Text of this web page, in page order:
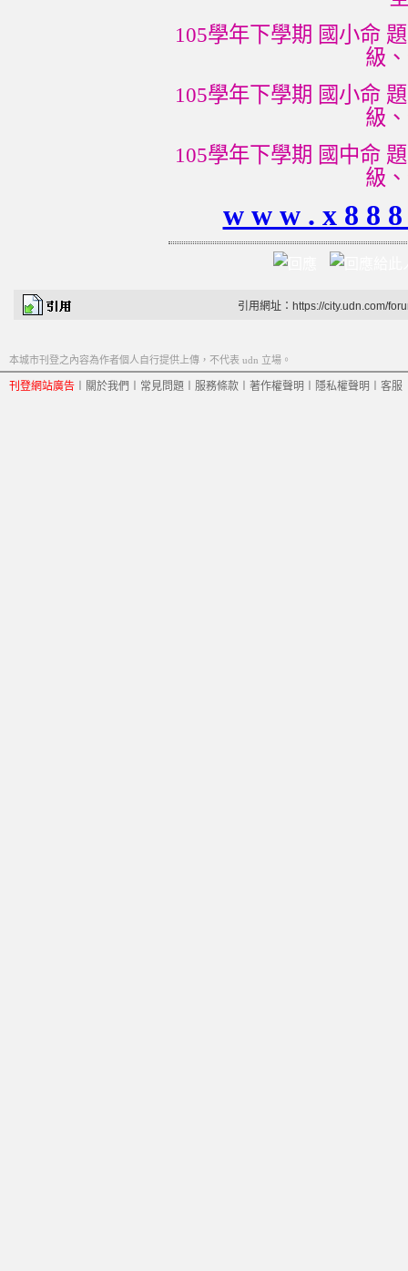
105學年下學期 國小命
級
105學年下學期 國小命
級
105學年下學期 國中命
級
w w w . x 8 8
引用網址：https://city.udn.com/
本城市刊登之內容為作者個人自行提供上傳，不代表 udn 立場。
刊登網站廣告 關於我們 常見問題 服務條款 著作權聲明 隱私權聲明 客服